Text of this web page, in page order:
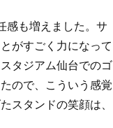
感も増えました。サ
がすごく力になって
タジアム仙台でのゴ
ので、こういう感覚
スタンドの笑顔は、